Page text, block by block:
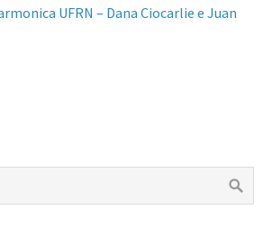
UFRN – Dana Ciocarlie e Juan